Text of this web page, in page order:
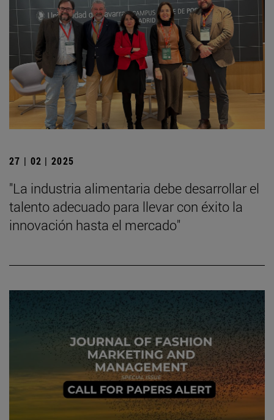
27 | 02 | 2025
"La industria alimentaria debe desarrollar el
talento adecuado para llevar con éxito la
innovación hasta el mercado"